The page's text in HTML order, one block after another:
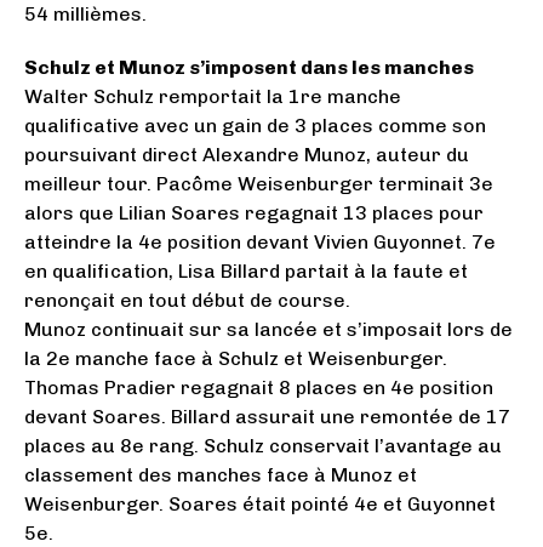
54 millièmes.
Schulz et Munoz s’imposent dans les manches
Walter Schulz remportait la 1re manche
qualificative avec un gain de 3 places comme son
poursuivant direct Alexandre Munoz, auteur du
meilleur tour. Pacôme Weisenburger terminait 3e
alors que Lilian Soares regagnait 13 places pour
atteindre la 4e position devant Vivien Guyonnet. 7e
en qualification, Lisa Billard partait à la faute et
renonçait en tout début de course.
Munoz continuait sur sa lancée et s’imposait lors de
la 2e manche face à Schulz et Weisenburger.
Thomas Pradier regagnait 8 places en 4e position
devant Soares. Billard assurait une remontée de 17
places au 8e rang. Schulz conservait l’avantage au
classement des manches face à Munoz et
Weisenburger. Soares était pointé 4e et Guyonnet
5e.